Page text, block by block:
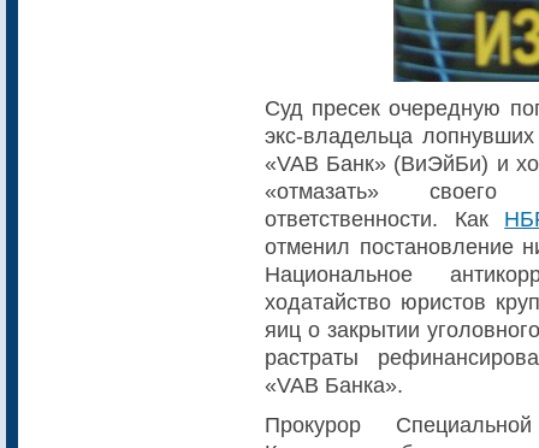
Суд пресек очередную
экс-владельца
«VAB Банк» (ВиЭйБи) и
«отмазать» своего
ответственности. Как
отменил постановление
Национальное
ходатайство юристов
яиц о закрытии
растраты
«VAB Банка».
Прокурор